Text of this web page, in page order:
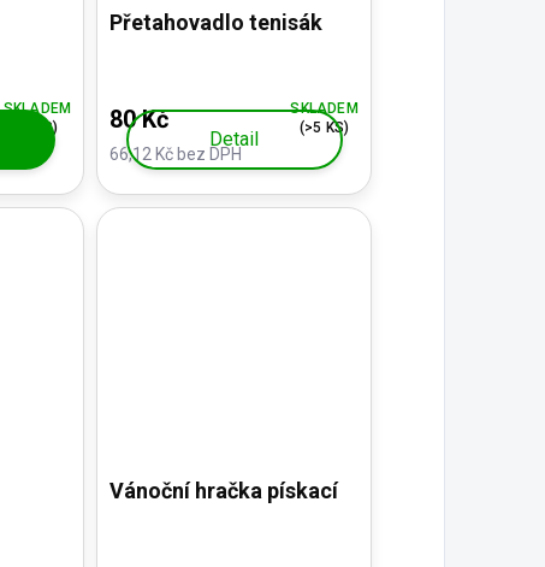
SKLADEM
(3 KS)
Přetahovadlo tenisák
66,12 Kč bez DPH
80 Kč
SKLADEM
(>5 KS)
Detail
Vánoční hračka pískací